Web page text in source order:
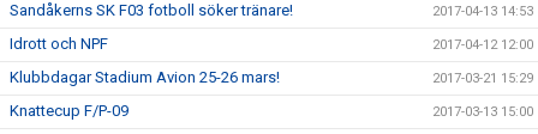
Sandåkerns SK F03 fotboll söker tränare! 2017-04-13 14:53
Idrott och NPF 2017-04-12 12:00
Klubbdagar Stadium Avion 25-26 mars! 2017-03-21 15:29
Knattecup F/P-09 2017-03-13 15:00